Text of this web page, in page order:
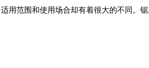
用范围和使用场合却有着很大的不同。